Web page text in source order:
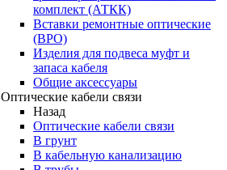
комплект (АТКК)
Вставки ремонтные оптические
(ВРО)
Изделия для подвеса муфт и
запаса кабеля
Общие аксессуары
Оптические кабели связи
Назад
Оптические кабели связи
В грунт
В кабельную канализацию